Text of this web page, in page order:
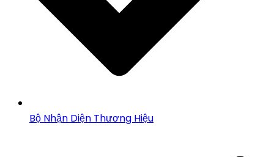
Bộ Nhận Diện Thương Hiệu